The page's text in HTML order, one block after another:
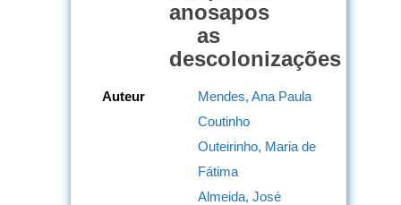
anosapos
as
descolonizações
Auteur
Mendes, Ana Paula
Coutinho
Outeirinho, Maria de
Fátima
Almeida, José